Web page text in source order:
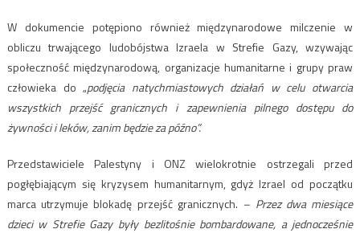
W dokumencie potępiono również międzynarodowe milczenie w
obliczu trwającego ludobójstwa Izraela w Strefie Gazy, wzywając
społeczność międzynarodową, organizacje humanitarne i grupy praw
człowieka do „podjęcia natychmiastowych działań w celu otwarcia
wszystkich przejść granicznych i zapewnienia pilnego dostępu do
żywności i leków, zanim będzie za późno”.
Przedstawiciele Palestyny ​​i ONZ wielokrotnie ostrzegali przed
pogłębiającym się kryzysem humanitarnym, gdyż Izrael od początku
marca utrzymuje blokadę przejść granicznych. – Przez dwa miesiące
dzieci w Strefie Gazy były bezlitośnie bombardowane, a jednocześnie